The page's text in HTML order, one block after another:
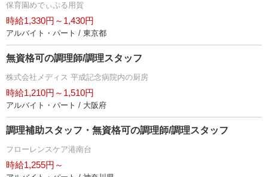
保育園めでぃぷる用賀
時給1,330円～1,430円
アルバイト・パート / 東京都
無資格可の調理師/調理スタッフ
株式会社メディス 平成記念病院内の厨房
時給1,210円～1,510円
アルバイト・パート / 大阪府
調理補助スタッフ・無資格可の調理師/調理スタッフ
フローレンスケア港南台
時給1,255円～